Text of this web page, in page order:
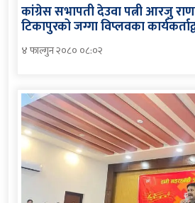
कांग्रेस सभापती देउवा पत्नी आरजु
टिकापुरको जग्गा विप्लवका
४ फाल्गुन २०८० ०८:०२